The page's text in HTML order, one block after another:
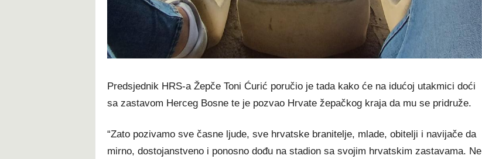
Predsjednik HRS-a Žepče Toni Ćurić poručio je tada kako će na idućoj utakmici doći
sa zastavom Herceg Bosne te je pozvao Hrvate žepačkog kraja da mu se pridruže.
“Zato pozivamo sve časne ljude, sve hrvatske branitelje, mlade, obitelji i navijače da
mirno, dostojanstveno i ponosno dođu na stadion sa svojim hrvatskim zastavama. Ne